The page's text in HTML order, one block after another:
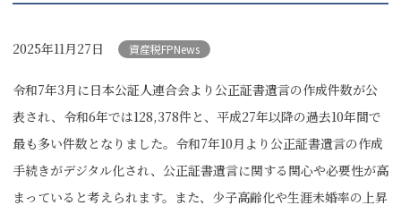
2025年11月27日 資産税FPNews
令和7年3月に日本公証人連合会より公正証書遺言の作成件数が公
表され、令和6年では128,378件と、平成27年以降の過去10年間で
最も多い件数となりました。令和7年10月より公正証書遺言の作成
手続きがデジタル化され、公正証書遺言に関する関心や必要性が高
まっていると考えられます。また、少子高齢化や生涯未婚率の上昇